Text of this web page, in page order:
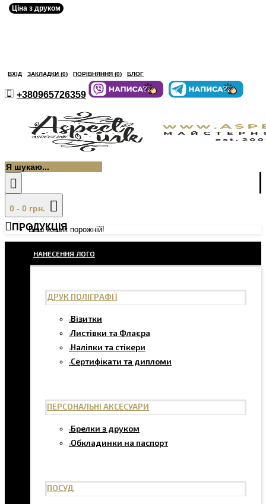
ВХІД ЗАКЛАДКИ (0) ПОРІВНЯННЯ (0) БЛОГ
+380965726359
0 - 0 грн.
Ваш кошик порожній!
ПРОДУКЦІЯ
НАНЕСЕННЯ ЛОГО
ДРУК ПОЛІГРАФІЇ
Візитки
Листівки та Флаєра
Наліпки та стікери
Сертифікати та дипломи
ПЕРСОНАЛЬНІ АКСЕСУАРИ
Брелки з друком
Обкладинки на паспорт
ПОСУД
Ціна з друком